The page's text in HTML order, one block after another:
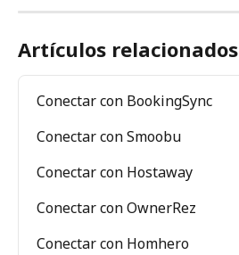
Artículos relacionados
Conectar con BookingSync
Conectar con Smoobu
Conectar con Hostaway
Conectar con OwnerRez
Conectar con Homhero